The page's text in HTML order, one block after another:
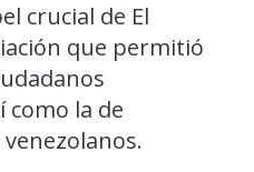
crucial de El
que permitió
como la de